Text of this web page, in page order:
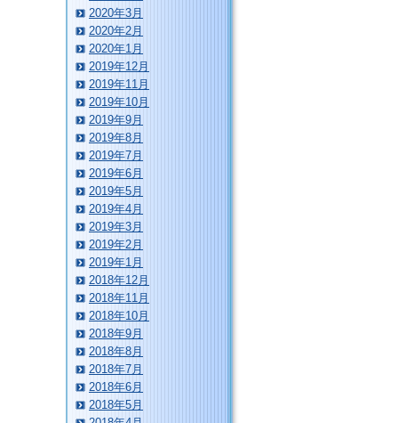
2020年3月
2020年2月
2020年1月
2019年12月
2019年11月
2019年10月
2019年9月
2019年8月
2019年7月
2019年6月
2019年5月
2019年4月
2019年3月
2019年2月
2019年1月
2018年12月
2018年11月
2018年10月
2018年9月
2018年8月
2018年7月
2018年6月
2018年5月